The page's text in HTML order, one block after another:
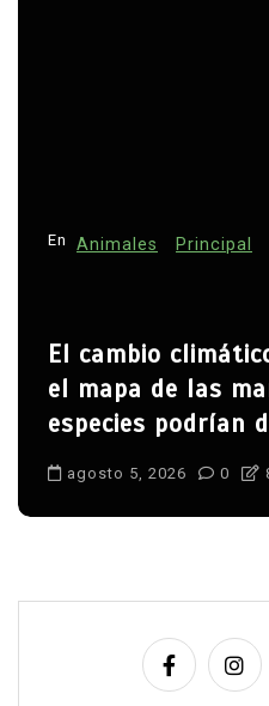
En Animales Principal
El cambio
el mapa de las
especies podrían
agosto 5, 2026 0